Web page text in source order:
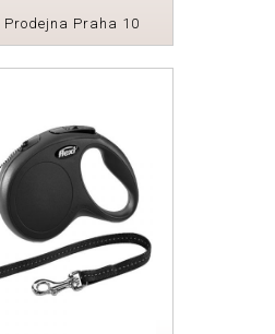
Prodejna Praha 10